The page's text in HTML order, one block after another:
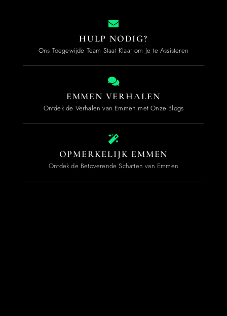
HULP NODIG?
Ons Toegewijde Team Staat Klaar om Je te Assisteren
EMMEN VERHALEN
Ontdek de Verhalen van Emmen met Onze Blogs
OPMERKELIJK EMMEN
Ontdek de Betoverende Schatten van Emmen